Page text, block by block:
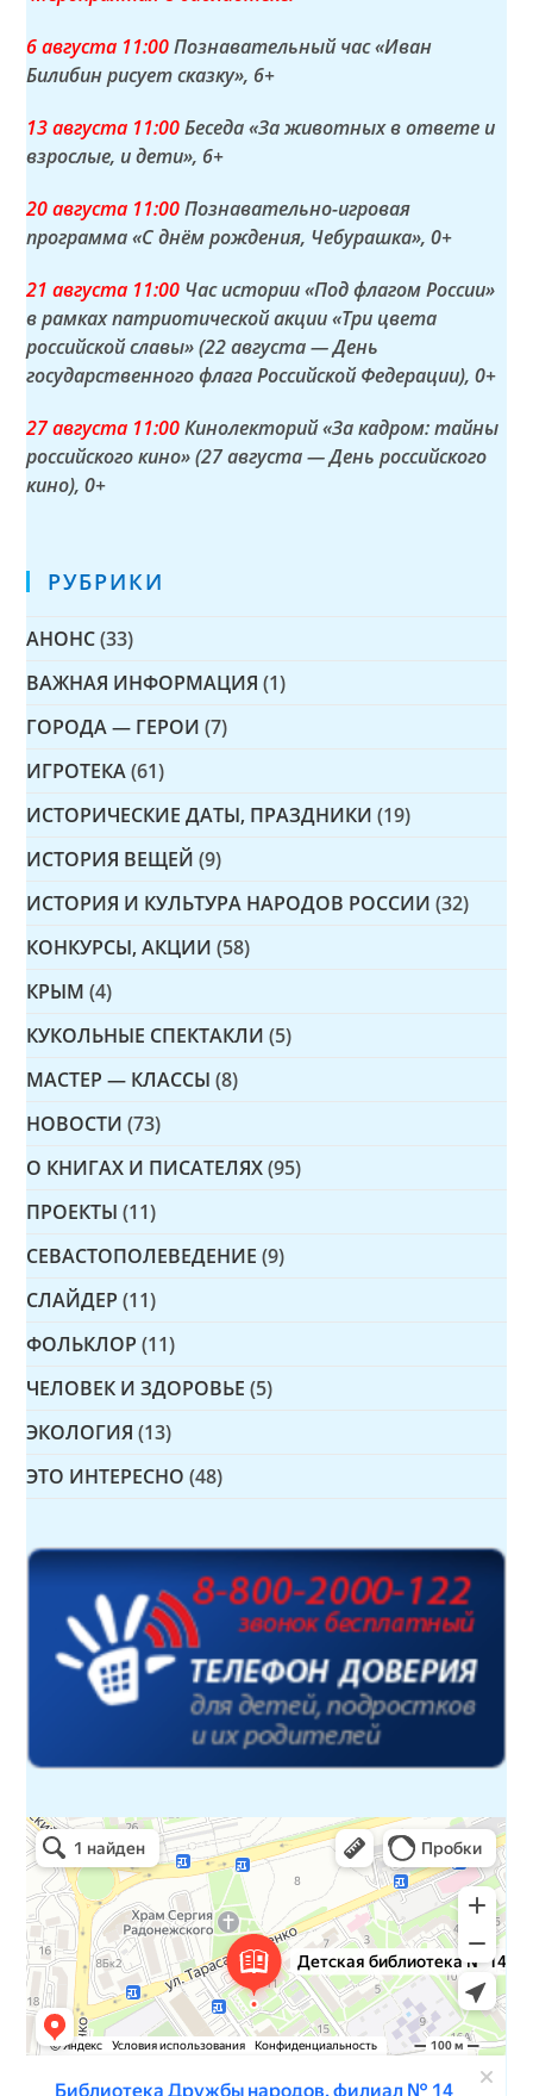
6 августа 11:00Познавательный час «Иван
Билибин рисует сказку», 6+
13 августа 11:00Беседа «За животных в ответе и
взрослые, и дети», 6+
20 августа 11:00Познавательно-игровая
программа «С днём рождения, Чебурашка», 0+
21 августа 11:00 Час истории «Под флагом России»
в рамках патриотической акции «Три цвета
российской славы» (22 августа — День
государственного флага Российской Федерации), 0+
27 августа 11:00Кинолекторий «За кадром: тайны
российского кино» (27 августа — День российского
кино), 0+
РУБРИКИ
АНОНС (33)
ВАЖНАЯ ИНФОРМАЦИЯ (1)
ГОРОДА — ГЕРОИ (7)
ИГРОТЕКА (61)
ИСТОРИЧЕСКИЕ ДАТЫ, ПРАЗДНИКИ (19)
ИСТОРИЯ ВЕЩЕЙ (9)
ИСТОРИЯ И КУЛЬТУРА НАРОДОВ РОССИИ (32)
КОНКУРСЫ, АКЦИИ (58)
КРЫМ (4)
КУКОЛЬНЫЕ СПЕКТАКЛИ (5)
МАСТЕР — КЛАССЫ (8)
НОВОСТИ (73)
О КНИГАХ И ПИСАТЕЛЯХ (95)
ПРОЕКТЫ (11)
СЕВАСТОПОЛЕВЕДЕНИЕ (9)
СЛАЙДЕР (11)
ФОЛЬКЛОР (11)
ЧЕЛОВЕК И ЗДОРОВЬЕ (5)
ЭКОЛОГИЯ (13)
ЭТО ИНТЕРЕСНО (48)
Детская библиотека № 14 Дружбы народов
Библиотека в Севастополе